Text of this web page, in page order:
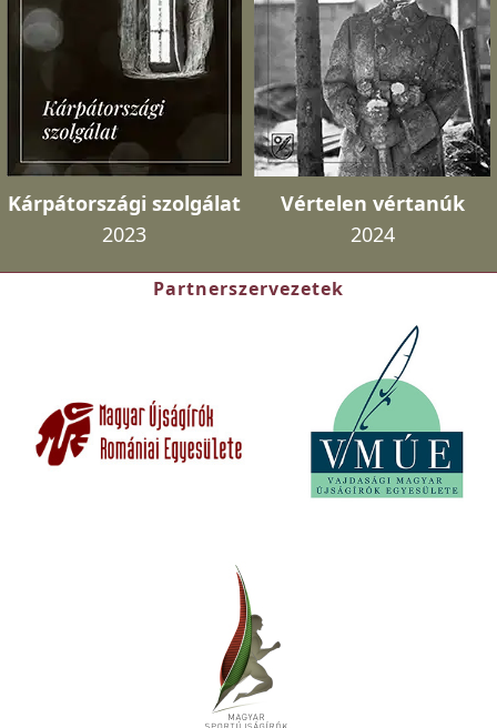
Kárpátországi szolgálat
2023
Vértelen vértanúk
2024
Partnerszervezetek